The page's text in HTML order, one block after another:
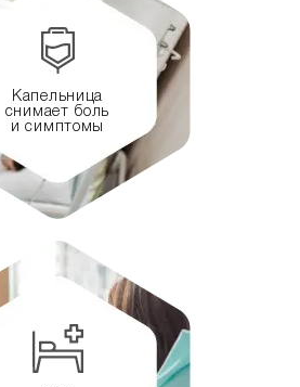
Капельница
снимает боль
и симптомы